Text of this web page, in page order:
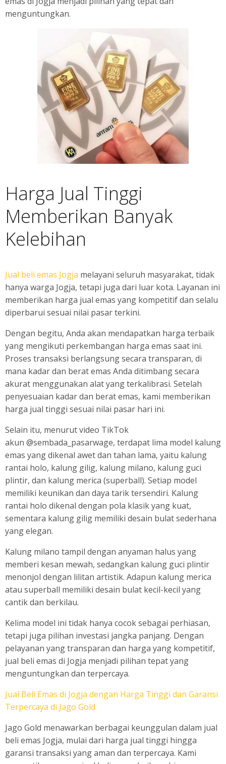
menguntungkan.
Harga Jual Tinggi
Memberikan Banyak
Kelebihan
Jual beli emas Jogja melayani seluruh masyarakat, tidak
hanya warga Jogja, tetapi juga dari luar kota. Layanan ini
memberikan harga jual emas yang kompetitif dan selalu
diperbarui sesuai nilai pasar terkini.
Dengan begitu, Anda akan mendapatkan harga terbaik
yang mengikuti perkembangan harga emas saat ini.
Proses transaksi berlangsung secara transparan, di
mana kadar dan berat emas Anda ditimbang secara
akurat menggunakan alat yang terkalibrasi. Setelah
penyesuaian kadar dan berat emas, kami memberikan
harga jual tinggi sesuai nilai pasar hari ini.
Selain itu, menurut video TikTok
akun @sembada_pasarwage, terdapat lima model kalung
emas yang dikenal awet dan tahan lama, yaitu kalung
rantai holo, kalung gilig, kalung milano, kalung guci
plintir, dan kalung merica (superball). Setiap model
memiliki keunikan dan daya tarik tersendiri. Kalung
rantai holo dikenal dengan pola klasik yang kuat,
sementara kalung gilig memiliki desain bulat sederhana
yang elegan.
Kalung milano tampil dengan anyaman halus yang
memberi kesan mewah, sedangkan kalung guci plintir
menonjol dengan lilitan artistik. Adapun kalung merica
atau superball memiliki desain bulat kecil-kecil yang
cantik dan berkilau.
Kelima model ini tidak hanya cocok sebagai perhiasan,
tetapi juga pilihan investasi jangka panjang. Dengan
pelayanan yang transparan dan harga yang kompetitif,
jual beli emas di Jogja menjadi pilihan tepat yang
menguntungkan dan terpercaya.
Jual Beli Emas di Jogja dengan Harga Tinggi dan Garansi
Terpercaya di Jago Gold
Jago Gold menawarkan berbagai keunggulan dalam jual
beli emas Jogja, mulai dari harga jual tinggi hingga
garansi transaksi yang aman dan terpercaya. Kami